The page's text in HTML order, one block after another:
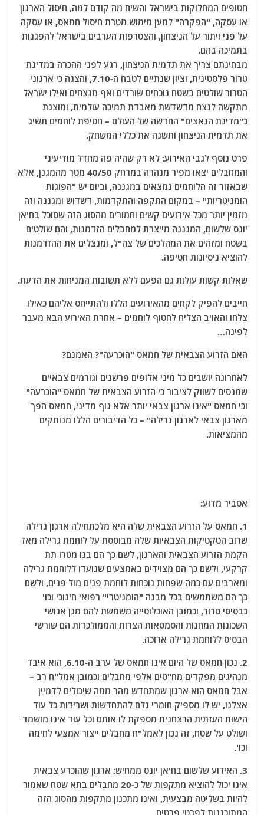
חטופים המחלוקות בישראל והשיח מה קודם למה, חיסול הארגון
או עסקה, "הפקרה" למען מימוש מטרת חיסול חמאס, או עסקה
על פני ויתור על הניצחון, והצטרפות הערבים בישראל להפגנות
בתמיכה בהם.
מבחינתם צריך את תדמית הניצחון, רגע לפני ההכרה במדינת
טרור פלסטינית, וציון שנתיים לטבח ה-7.10, והצגה כי ארגוני
הטרור שולטים בשטח נוכחים שורדים ואף מנצחים ואילו ישראל
מתקשה לנצח מדשדשת מאבדת תמיכה עולמית, ומוצגת
כ"מדינת הנאצים" החדשה של העולם – חטיפת לוחמים תשיג
את תדמית הניצחון ותשנה את כללי המשחק.
פרט נוסף לגבי האירוע: לא רק שהיה פה מחדל מודיעיני
והמחבלים יצאו מפיר מנהרה במרחק 40/50 מטר מהמגנן, אלא
שבאזור זה הלוחמים נמצאים במגננה, וביום יש "הפוגות
הומניטריות" – במקום התקפה והתקדמות, דשדוש ומגננה וזה
מזמין יותר מכל אירועים קשים וחמורים מהסוג הזה שסוכל בח'אן
יונס שלשום, המגננה מייצרת למחבלים הזדמנות, והם שולטים
בשטח ומזהים את המהלכים של צה"ל, ומנצלים את ההזדמנות
להוציא ניסיונות חטיפה.
שאלות קשות עולות גם הפעם ללא תשובות המניחות את הדעת.
חייבים להפיק לקחים מהאירועים הללו ולהתייחס אליהם כאילו
צלחו והאויב הצליח לחטוף לוחמים – אחרת האירוע הבא מעבר
לפינה…
האם הזרוע הצבאית של חמאס "הוכרעה"? האמנם?
לאחרונה יושבים כל מיני אלופים פרשנים וגורמים צבאיים
שמנסים לשווק לציבור כי הזרוע הצבאית של חמאס "הוכרעה"
וכי חמאס "אינו ארגון צבאי יותר אלא גוף מדיני, חמאס הפך
מארגון צבאי לארגון גרילה" – כל הדיבורים הללו מנותקים
מהמציאות.
אסביר מדוע:
1. חמאס על הזרוע הצבאית שלה היא מלכתחילה ארגון גרילה
שרוב הטקטיקות הצבאיות שלה מבוססת על לוחמת גרילה מאז
הקמת הזרוע הצבאית והארגון, לשם כך הם בנו מטרו תת
קרקעי, ולשם כך הם מצוידים באמצעים שנועדו ללוחמת גרילה
ומארבים עם כמה שפחות נוכחות לוחמת פנים מול פנים, ולשם
כך הם משתמשים בכל מבנה "הומניטרי" רפואי חינוכי וכו'
כבסיסי טרור, וכמובן האוכלוסייה משמשת להם מגן אנושי
השכונות המחנות והסמטאות הצרות והממולכדות הם שורשי
הבסיס ללוחמת גרילה ארוכה.
2. נכון חמאס של היום אינו חמאס של ערב ה-6.10, הוא איבד
מנהיגים מפקדים מח"טים אלפי מחבלים וכמובן אמל"ח רב –
אבל חמאס הוא ארגון שמתחדש מהר ממה שיכולים לדמיין
אצלנו, יש לו מספיק חומרי גלם להתחדשות ושרידות כל עוד
הישות העזתית הרצחנית מספקת לו אותם וכל עוד אינו מושמד
ושולט על שטח, זה נכון לאמל"ח מחבלים ייצור אמצעי לחימה
וכו'.
3. האירוע שלשום בח'אן יונס ממחיש: ארגון שהוכרע צבאית
אינו יכול להוציא מתקפות של כ-20 מחבלים בתא שטח שאמור
להיות בשליטה מבצעית, ואינו מתכנון מתקפות מהסוג הזה
המתוכננות לפרטי פרטים.